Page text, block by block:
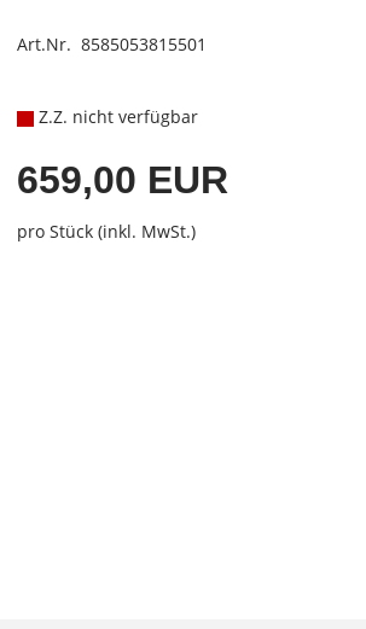
Art.Nr. 8585053815501
Z.Z. nicht verfügbar
659,00 EUR
pro Stück (inkl. MwSt.)